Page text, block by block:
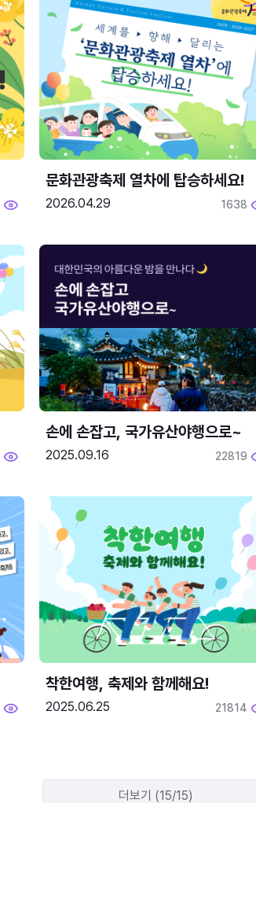
문화관광축제 열차에 탑승하세요!
2026.04.29 1638
손에 손잡고, 국가유산야행으로~
2025.09.16 22819
착한여행, 축제와 함께해요!
2025.06.25 21814
더보기 (15/15)